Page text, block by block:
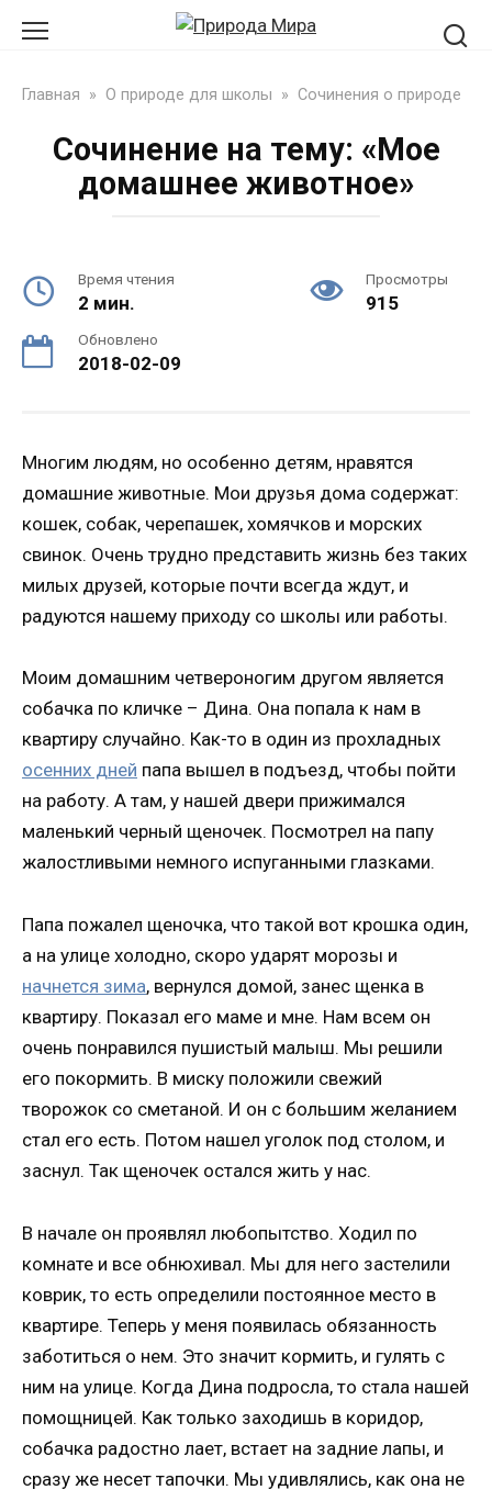
Главная » О природе для школы » Сочинения о природе
Сочинение на тему: «Мое
домашнее животное»
Время чтения
2 мин.
Просмотры
915
Обновлено
2018-02-09
Многим людям, но особенно детям, нравятся
домашние животные. Мои друзья дома содержат:
кошек, собак, черепашек, хомячков и морских
свинок. Очень трудно представить жизнь без таких
милых друзей, которые почти всегда ждут, и
радуются нашему приходу со школы или работы.
Моим домашним четвероногим другом является
собачка по кличке – Дина. Она попала к нам в
квартиру случайно. Как-то в один из прохладных
осенних дней папа вышел в подъезд, чтобы пойти
на работу. А там, у нашей двери прижимался
маленький черный щеночек. Посмотрел на папу
жалостливыми немного испуганными глазками.
Папа пожалел щеночка, что такой вот крошка один,
а на улице холодно, скоро ударят морозы и
начнется зима, вернулся домой, занес щенка в
квартиру. Показал его маме и мне. Нам всем он
очень понравился пушистый малыш. Мы решили
его покормить. В миску положили свежий
творожок со сметаной. И он с большим желанием
стал его есть. Потом нашел уголок под столом, и
заснул. Так щеночек остался жить у нас.
В начале он проявлял любопытство. Ходил по
комнате и все обнюхивал. Мы для него застелили
коврик, то есть определили постоянное место в
квартире. Теперь у меня появилась обязанность
заботиться о нем. Это значит кормить, и гулять с
ним на улице. Когда Дина подросла, то стала нашей
помощницей. Как только заходишь в коридор,
собачка радостно лает, встает на задние лапы, и
сразу же несет тапочки. Мы удивлялись, как она не